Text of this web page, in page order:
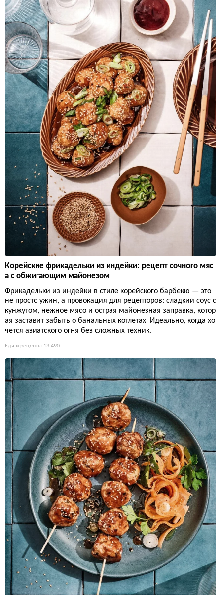
Корейские фрикадельки из индейки: рецепт сочного мяс
а с обжигающим майонезом
Фрикадельки из индейки в стиле корейского барбекю — это
не просто ужин, а провокация для рецепторов: сладкий соус с
кунжутом, нежное мясо и острая майонезная заправка, котор
ая заставит забыть о банальных котлетах. Идеально, когда хо
чется азиатского огня без сложных техник.
Еда и рецепты 13 490